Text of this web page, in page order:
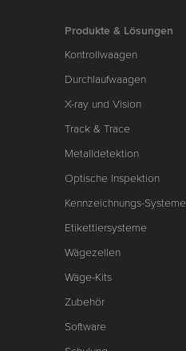
Produkte & Lösungen
Kontrollwaagen
Durchlaufwaagen
X-ray und Vision
Track & Trace
Metalldetektion
Optische Inspektion
Kennzeichnungs-Systeme
Etikettiersysteme
Wägezellen
Wäge-Kits
Zubehör
Software